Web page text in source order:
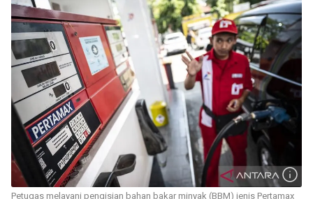
Petugas melayani pengisian bahan bakar minyak (BBM) jenis Pertamax